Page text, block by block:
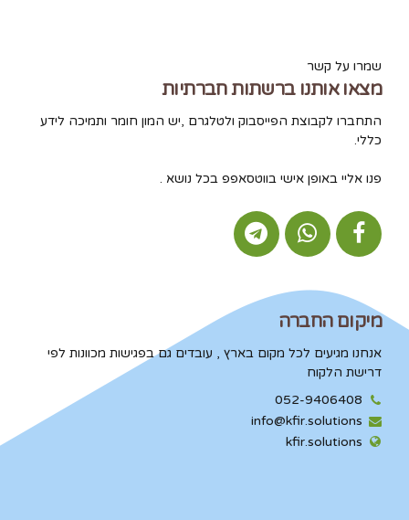
שמרו על קשר
מצאו אותנו ברשתות חברתיות
התחברו לקבוצת הפייסבוק ולטלגרם ,יש המון חומר ותמיכה לידע
כללי.
פנו אליי באופן אישי בווטסאפפ בכל נושא .
מיקום החברה
אנחנו מגיעים לכל מקום בארץ , עובדים גם בפגישות מכוונות לפי
דרישת הלקוח
052-9406408
info@kfir.solutions
kfir.solutions